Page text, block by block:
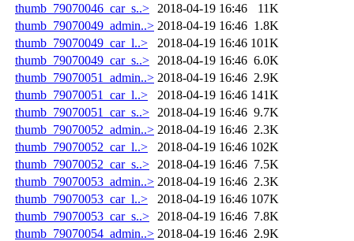
thumb_79070046_car_s..>
2018-04-19 16:46
11K
thumb_79070049_admin..> 2018-04-19 16:46 1.8K
thumb_79070049_car_l..>
2018-04-19 16:46 101K
thumb_79070049_car_s..>
2018-04-19 16:46 6.0K
thumb_79070051_admin..> 2018-04-19 16:46 2.9K
thumb_79070051_car_l..>
2018-04-19 16:46 141K
thumb_79070051_car_s..>
2018-04-19 16:46 9.7K
thumb_79070052_admin..> 2018-04-19 16:46 2.3K
thumb_79070052_car_l..>
2018-04-19 16:46 102K
thumb_79070052_car_s..>
2018-04-19 16:46 7.5K
thumb_79070053_admin..> 2018-04-19 16:46 2.3K
thumb_79070053_car_l..>
2018-04-19 16:46 107K
thumb_79070053_car_s..>
2018-04-19 16:46 7.8K
thumb_79070054_admin..> 2018-04-19 16:46 2.9K